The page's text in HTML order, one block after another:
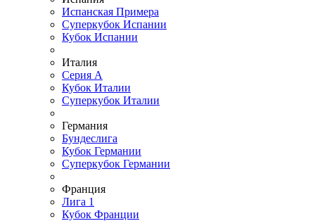
Испанская Примера
Суперкубок Испании
Кубок Испании
Италия
Серия А
Кубок Италии
Суперкубок Италии
Германия
Бундеслига
Кубок Германии
Суперкубок Германии
Франция
Лига 1
Кубок Франции